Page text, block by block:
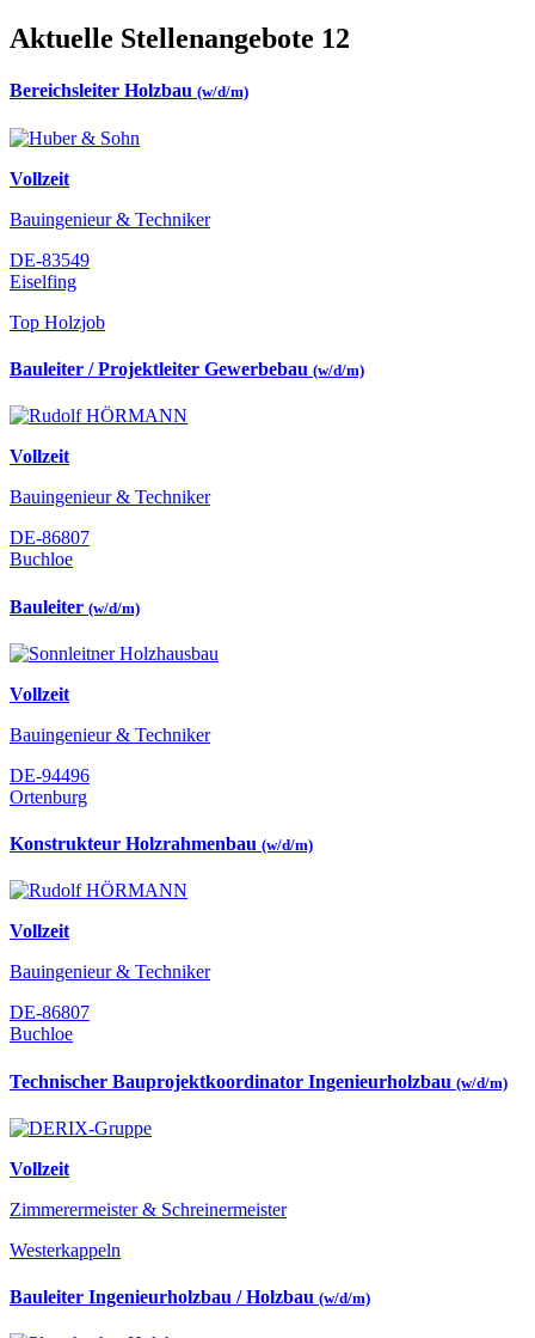
Aktuelle Stellenangebote 12
Bereichsleiter Holzbau (w/d/m)
Vollzeit
Bauingenieur & Techniker
DE-83549
Eiselfing
Top Holzjob
Bauleiter / Projektleiter Gewerbebau (w/d/m)
Vollzeit
Bauingenieur & Techniker
DE-86807
Buchloe
Bauleiter (w/d/m)
Vollzeit
Bauingenieur & Techniker
DE-94496
Ortenburg
Konstrukteur Holzrahmenbau (w/d/m)
Vollzeit
Bauingenieur & Techniker
DE-86807
Buchloe
Technischer Bauprojektkoordinator Ingenieurholzbau (w/d/m)
Vollzeit
Zimmerermeister & Schreinermeister
Westerkappeln
Bauleiter Ingenieurholzbau / Holzbau (w/d/m)